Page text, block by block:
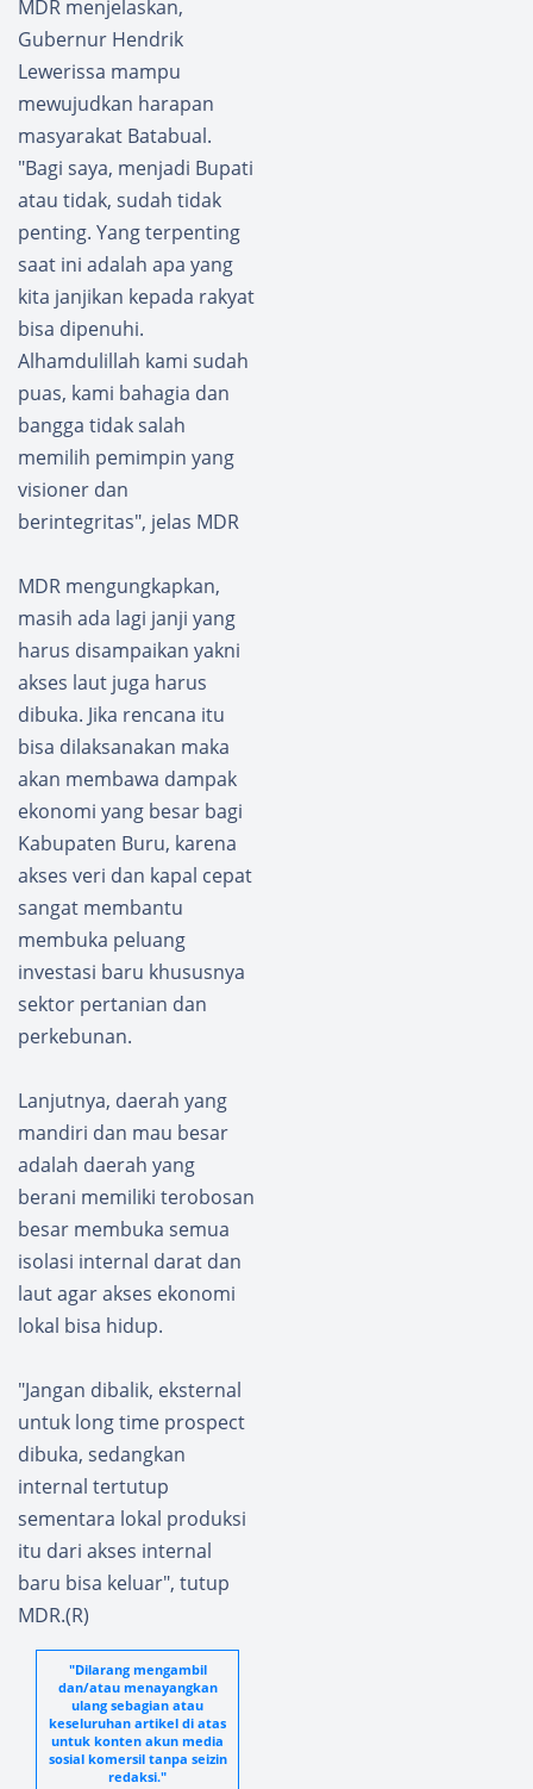
S.I.K.,
M.M
Meninj
Bhakti
Keseha
tan
Dalam
Rangka
HUT
Polwan
Ke-76
Klinik
Buru
Demo,
Bella
Sofhie
Ajukan
Surat
Izin
MDR menjelaskan,
Gubernur Hendrik
Lewerissa mampu
mewujudkan harapan
masyarakat Batabual.
"Bagi saya, menjadi Bupati
atau tidak, sudah tidak
penting. Yang terpenting
saat ini adalah apa yang
kita janjikan kepada rakyat
bisa dipenuhi.
Alhamdulillah kami sudah
puas, kami bahagia dan
bangga tidak salah
memilih pemimpin yang
visioner dan
berintegritas", jelas MDR
MDR mengungkapkan,
masih ada lagi janji yang
harus disampaikan yakni
akses laut juga harus
dibuka. Jika rencana itu
bisa dilaksanakan maka
akan membawa dampak
ekonomi yang besar bagi
Kabupaten Buru, karena
akses veri dan kapal cepat
sangat membantu
membuka peluang
investasi baru khususnya
sektor pertanian dan
perkebunan.
Lanjutnya, daerah yang
mandiri dan mau besar
adalah daerah yang
berani memiliki terobosan
besar membuka semua
isolasi internal darat dan
laut agar akses ekonomi
lokal bisa hidup.
"Jangan dibalik, eksternal
untuk long time prospect
dibuka, sedangkan
internal tertutup
sementara lokal produksi
itu dari akses internal
baru bisa keluar", tutup
MDR.(R)
"Dilarang mengambil
dan/atau menayangkan
ulang sebagian atau
keseluruhan artikel di atas
untuk konten akun media
sosial komersil tanpa seizin
redaksi."